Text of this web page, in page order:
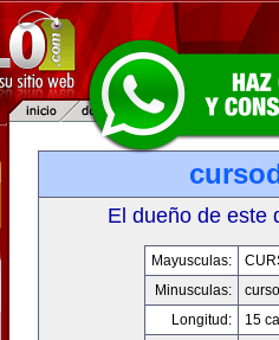
El dueño de este
Mayusculas:
Minusculas:
Longitud:
15